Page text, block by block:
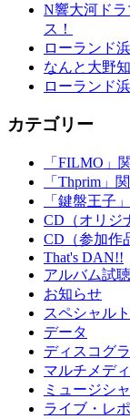
N響大河ド
ス！
ローランド
なんと大野
ローランド
カテゴリー
「FILMO」
「Thprim」
「鍵盤王子
CD（オリジ
CD（参加作
That's DAN!!
アルバム試聴
お知らせ
スペシャル
データ
ディスコグ
マルチメデ
ミュージシ
ライブ・レ